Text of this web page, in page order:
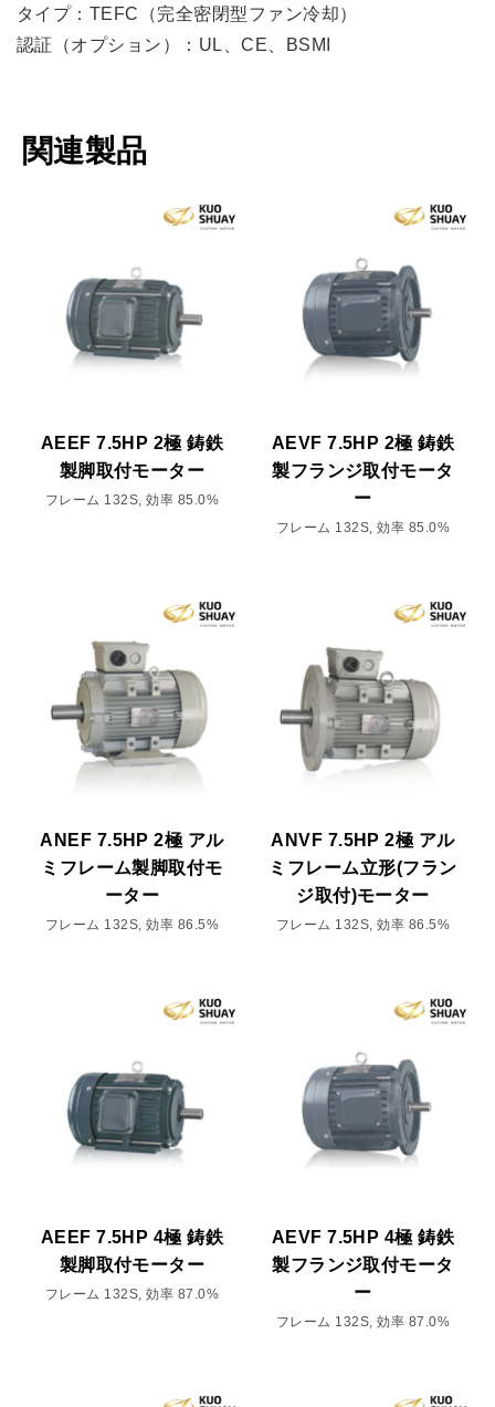
タイプ：TEFC（完全密閉型ファン冷却）
認証（オプション）：UL、CE、BSMI
関連製品
AEEF 7.5HP 2極 鋳鉄
製脚取付モーター
フレーム 132S, 効率 85.0%
AEVF 7.5HP 2極 鋳鉄
製フランジ取付モータ
ー
フレーム 132S, 効率 85.0%
ANEF 7.5HP 2極 アル
ミフレーム製脚取付モ
ーター
フレーム 132S, 効率 86.5%
ANVF 7.5HP 2極 アル
ミフレーム立形(フラン
ジ取付)モーター
フレーム 132S, 効率 86.5%
AEEF 7.5HP 4極 鋳鉄
製脚取付モーター
フレーム 132S, 効率 87.0%
AEVF 7.5HP 4極 鋳鉄
製フランジ取付モータ
ー
フレーム 132S, 効率 87.0%